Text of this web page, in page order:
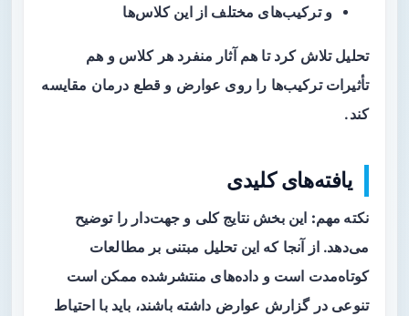
و ترکیب‌های مختلف از این کلاس‌ها
تحلیل تلاش کرد تا هم آثار منفرد هر کلاس و هم
تأثیرات ترکیب‌ها را روی عوارض و قطع درمان مقایسه
کند.
یافته‌های کلیدی
نکته مهم: این بخش نتایج کلی و جهت‌دار را توضیح
می‌دهد. از آنجا که این تحلیل مبتنی بر مطالعات
کوتاه‌مدت است و داده‌های منتشرشده ممکن است
تنوعی در گزارش عوارض داشته باشند، باید با احتیاط